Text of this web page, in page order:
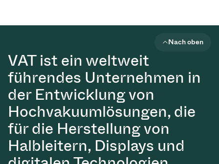
VAT ist ein weltweit
führendes Unternehmen in
der Entwicklung von
Hochvakuumlösungen, die
für die Herstellung von
Halbleitern, Displays und
Nach oben